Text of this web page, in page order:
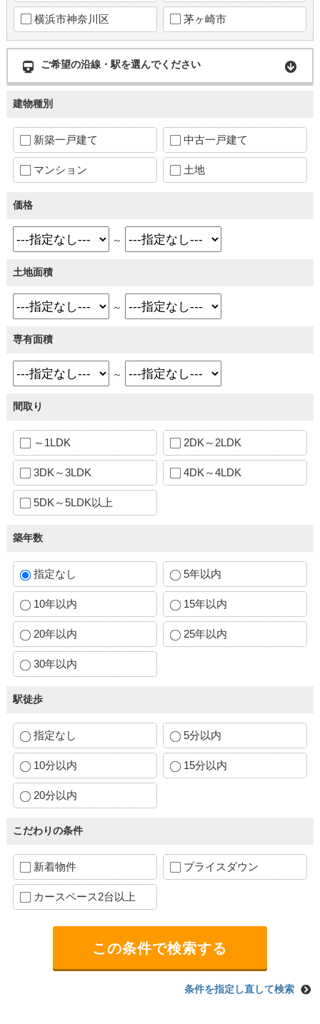
横浜市神奈川区 茅ヶ崎市
ご希望の沿線・駅を選んでください
建物種別
新築一戸建て 中古一戸建て
マンション 土地
価格
～
土地面積
～
専有面積
～
間取り
～1LDK 2DK～2LDK
3DK～3LDK 4DK～4LDK
5DK～5LDK以上
築年数
指定なし 5年以内
10年以内 15年以内
20年以内 25年以内
30年以内
駅徒歩
指定なし 5分以内
10分以内 15分以内
20分以内
こだわりの条件
新着物件 プライスダウン
カースペース2台以上
条件を指定し直して検索